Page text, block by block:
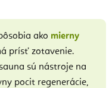
ako mierny
prísť zotavenie.
sú nástroje na
pocit regenerácie,